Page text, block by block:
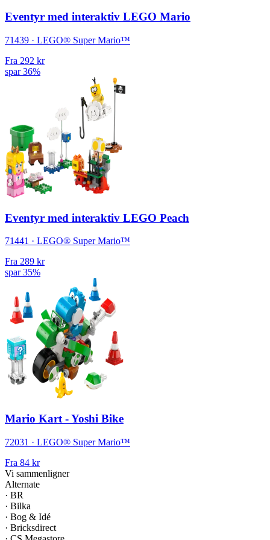
Eventyr med interaktiv LEGO Mario
71439 · LEGO® Super Mario™
Fra 292 kr
spar 36%
Eventyr med interaktiv LEGO Peach
71441 · LEGO® Super Mario™
Fra 289 kr
spar 35%
Mario Kart - Yoshi Bike
72031 · LEGO® Super Mario™
Fra 84 kr
Vi sammenligner
Alternate
· BR
· Bilka
· Bog & Idé
· Bricksdirect